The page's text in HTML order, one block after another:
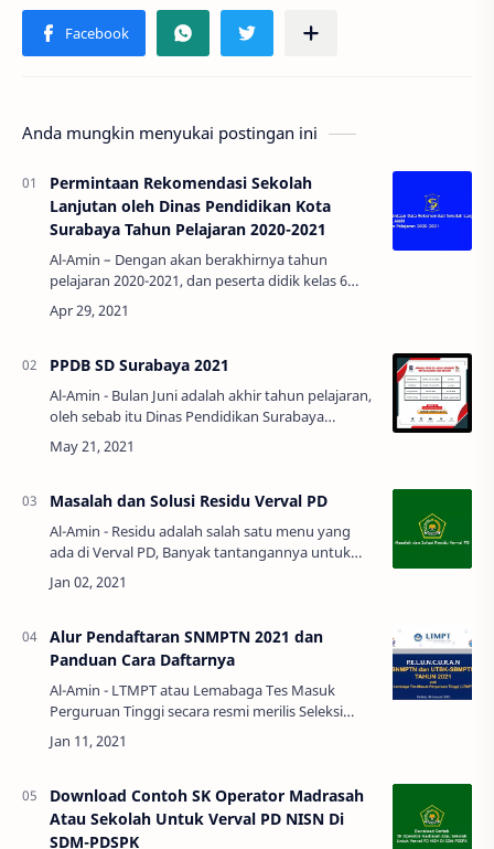
Anda mungkin menyukai postingan ini
Permintaan Rekomendasi Sekolah
Lanjutan oleh Dinas Pendidikan Kota
Surabaya Tahun Pelajaran 2020-2021
Al-Amin – Dengan akan berakhirnya tahun
pelajaran 2020-2021, dan peserta didik kelas 6
yang dinyatakan lulus akan melanjutkan
pendidikan ke jenjang selanjutnya, maka d…
PPDB SD Surabaya 2021
Al-Amin - Bulan Juni adalah akhir tahun pelajaran,
oleh sebab itu Dinas Pendidikan Surabaya
membuka PPDB SD Surabaya 2021.Berikut kami
berikan jadwal jalur yang bisa d…
Masalah dan Solusi Residu Verval PD
Al-Amin - Residu adalah salah satu menu yang
ada di Verval PD, Banyak tantangannya untuk
membuat menu ini kosong dan bersih dari
masalah data siswa yang error.Data pes…
Alur Pendaftaran SNMPTN 2021 dan
Panduan Cara Daftarnya
Al-Amin - LTMPT atau Lemabaga Tes Masuk
Perguruan Tinggi secara resmi merilis Seleksi
Nasional Masuk Perguruan Tinggi Negeri
(SNMPTN), Ujian Tulis Berbasi Komputer (UT…
Download Contoh SK Operator Madrasah
Atau Sekolah Untuk Verval PD NISN Di
SDM-PDSPK